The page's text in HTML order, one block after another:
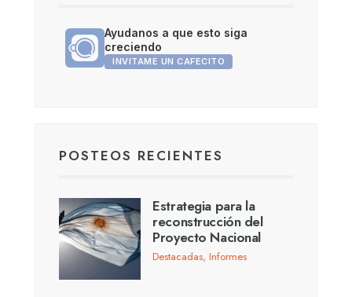
Ayudanos a que esto siga
creciendo
INVITAME UN CAFECITO
POSTEOS RECIENTES
Estrategia para la
reconstrucción del
Proyecto Nacional
Destacadas, Informes